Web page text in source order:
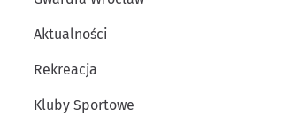
Aktualności
Rekreacja
Kluby Sportowe